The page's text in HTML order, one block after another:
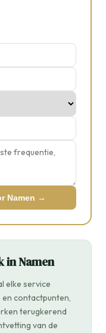
Namen →
in Namen
elke service
contactpunten,
terugkerend
van de